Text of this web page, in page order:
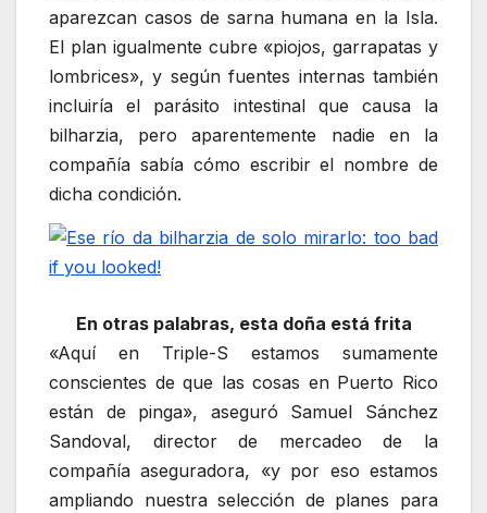
aparezcan casos de sarna humana en la Isla.
El plan igualmente cubre «piojos, garrapatas y
lombrices», y según fuentes internas también
incluiría el parásito intestinal que causa la
bilharzia, pero aparentemente nadie en la
compañía sabía cómo escribir el nombre de
dicha condición.
En otras palabras, esta doña está frita
«Aquí en Triple-S estamos sumamente
conscientes de que las cosas en Puerto Rico
están de pinga», aseguró Samuel Sánchez
Sandoval, director de mercadeo de la
compañía aseguradora, «y por eso estamos
ampliando nuestra selección de planes para